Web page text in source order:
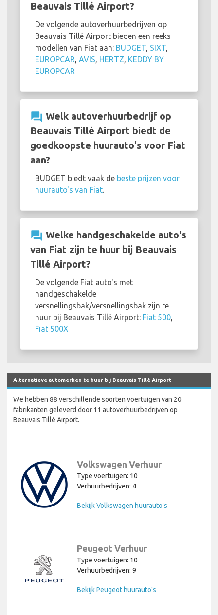
Beauvais Tillé Airport?
De volgende autoverhuurbedrijven op
Beauvais Tillé Airport bieden een reeks
modellen van Fiat aan: BUDGET, SIXT,
EUROPCAR, AVIS, HERTZ, KEDDY BY
EUROPCAR
question_answer Welk autoverhuurbedrijf op
Beauvais Tillé Airport biedt de
goedkoopste huurauto's voor Fiat
aan?
BUDGET biedt vaak de beste prijzen voor
huurauto's van Fiat.
question_answer Welke handgeschakelde auto's
van Fiat zijn te huur bij Beauvais
Tillé Airport?
De volgende Fiat auto's met
handgeschakelde
versnellingsbak/versnellingsbak zijn te
huur bij Beauvais Tillé Airport: Fiat 500,
Fiat 500X
Alternatieve automerken te huur bij Beauvais Tillé Airport
We hebben 88 verschillende soorten voertuigen van 20
fabrikanten geleverd door 11 autoverhuurbedrijven op
Beauvais Tillé Airport.
Volkswagen Verhuur
Type voertuigen: 10
Verhuurbedrijven: 4
Bekijk Volkswagen huurauto's
Peugeot Verhuur
Type voertuigen: 10
Verhuurbedrijven: 9
Bekijk Peugeot huurauto's